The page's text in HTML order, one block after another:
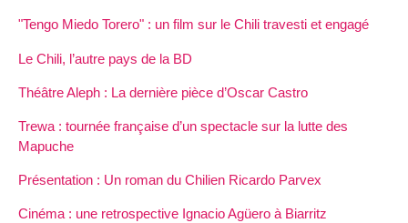
"Tengo Miedo Torero" : un film sur le Chili travesti et engagé
Le Chili, l’autre pays de la BD
Théâtre Aleph : La dernière pièce d’Oscar Castro
Trewa : tournée française d’un spectacle sur la lutte des
Mapuche
Présentation : Un roman du Chilien Ricardo Parvex
Cinéma : une retrospective Ignacio Agüero à Biarritz